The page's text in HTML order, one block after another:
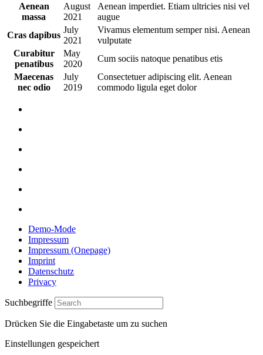
Aenean
massa
August
2021
Aenean imperdiet. Etiam ultricies nisi vel
augue
Cras dapibus
July
2021
Vivamus elementum semper nisi. Aenean
vulputate
Curabitur
penatibus
May
2020
Cum sociis natoque penatibus etis
Maecenas
nec odio
July
2019
Consectetuer adipiscing elit. Aenean
commodo ligula eget dolor
Demo-Mode
Impressum
Impressum (Onepage)
Imprint
Datenschutz
Privacy
Suchbegriffe
Drücken Sie die Eingabetaste um zu suchen
Einstellungen gespeichert